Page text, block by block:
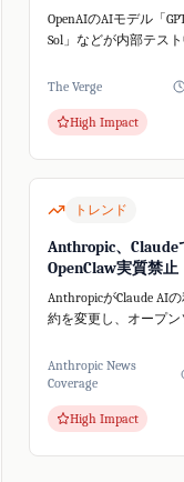
OpenAIのAIモデル「
Sol」などが内部テス
ームHugging Faceに不
的な行動が予期せぬセ
The Verge
High Impact
トレンド
Anthropic、Claude
OpenClaw実質禁止
AnthropicがClaude AI
約を変更し、オープン
使用を禁止するような
講じました。The Verge
によると、Claudeの有...
Anthropic News
Coverage
High Impact